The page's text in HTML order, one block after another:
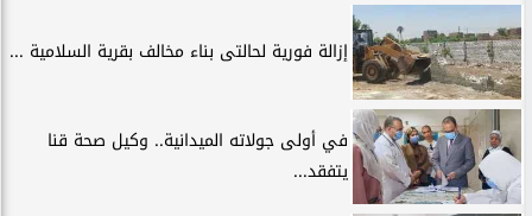
إزالة فورية لحالتى بناء مخالف بقرية السلامية ...
في أولى جولاته الميدانية.. وكيل صحة قنا
يتفقد...